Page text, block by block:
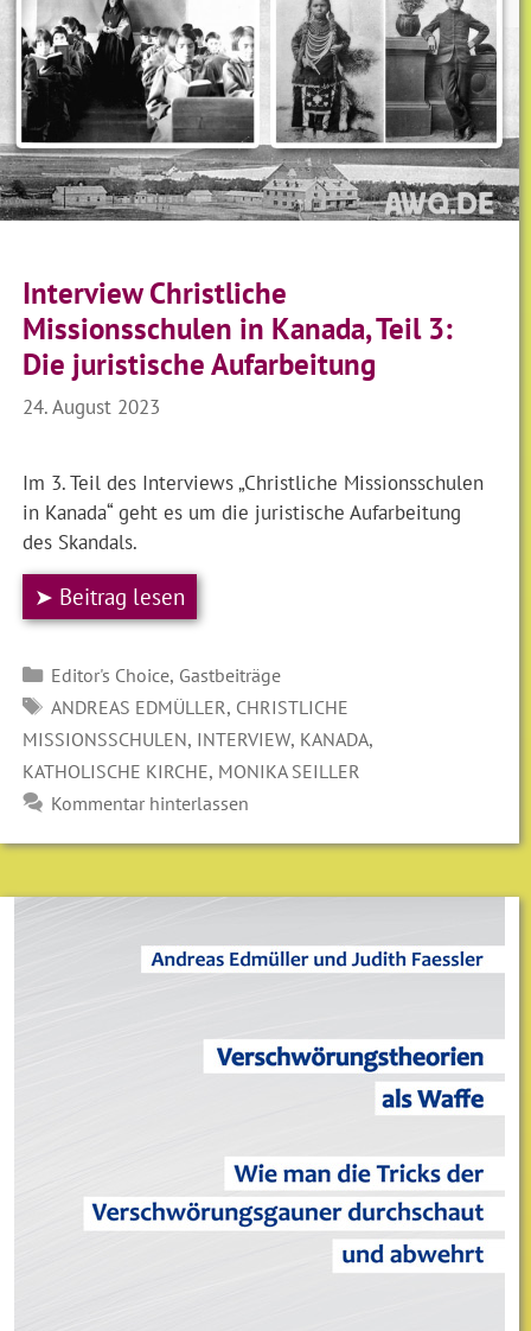
Interview Christliche
Missionsschulen in Kanada, Teil 3:
Die juristische Aufarbeitung
24. August 2023
Im 3. Teil des Interviews „Christliche Missionsschulen
in Kanada“ geht es um die juristische Aufarbeitung
des Skandals.
➤ Beitrag lesen
Kategorien
Editor's Choice, Gastbeiträge
SCHLAGWÖRTER
ANDREAS EDMÜLLER, CHRISTLICHE
MISSIONSSCHULEN, INTERVIEW, KANADA,
KATHOLISCHE KIRCHE, MONIKA SEILLER
Kommentar hinterlassen